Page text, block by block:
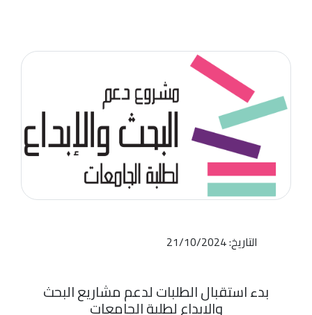
التاريخ: 21/10/2024
بدء استقبال الطلبات لدعم مشاريع البحث
والإبداع لطلبة الجامعات